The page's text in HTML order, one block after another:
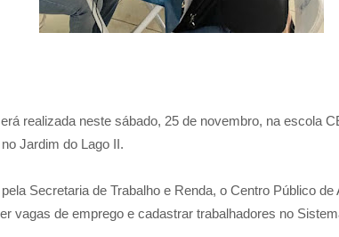
realizada neste sábado, 25 de novembro, na escola
Jardim do Lago II.
Secretaria de Trabalho e Renda, o Centro Público de
vagas de emprego e cadastrar trabalhadores no